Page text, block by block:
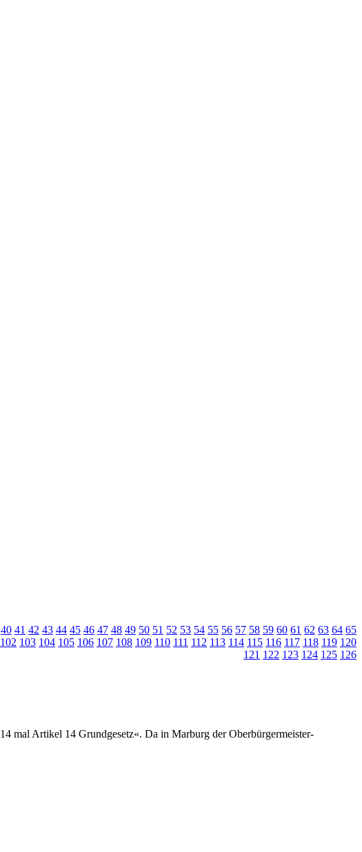
40 41 42 43 44 45 46 47 48 49 50 51 52 53 54 55 56 57 58 59 60 61 62 63 64 65
102 103 104 105 106 107 108 109 110 111 112 113 114 115 116 117 118 119 120
121 122 123 124 125 126
14 mal Artikel 14 Grundgesetz«. Da in Marburg der Oberbürgermeister-